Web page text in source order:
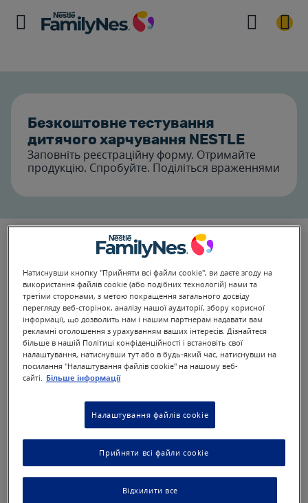
Безкоштовне тестування
дитячого харчування NESTLE
Заповніть реєстраційну форму. Отримайте
продукцію. Спробуйте. Поділіться враженнями
Натиснувши кнопку "Прийняти всі файли cookie", ви даєте згоду на
використання файлів cookie (або подібних технологій) нами та
третіми сторонами, з метою покращення загального досвіду
перегляду веб-сторінок, аналізу нашої аудиторії, збору корисної
інформації, що дозволить нам і нашим партнерам надавати вам
рекламні оголошення з урахуванням ваших інтересів. Дізнайтеся
більше в нашій Політиці конфіденційності і встановіть свої
налаштування, натиснувши тут або в будь-який час, натиснувши на
посилання "Налаштування файлів cookie" на нашому веб-
сайті. Більше інформації
Налаштування файлів cookie
Відхилити все
Прийняти всі файли cookie